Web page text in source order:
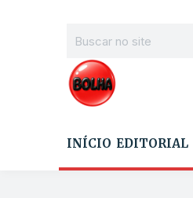
INÍCIO EDITORIAL